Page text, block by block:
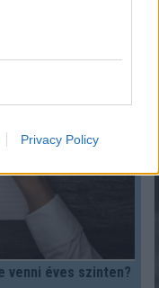
Privacy Policy
venni éves szinten?